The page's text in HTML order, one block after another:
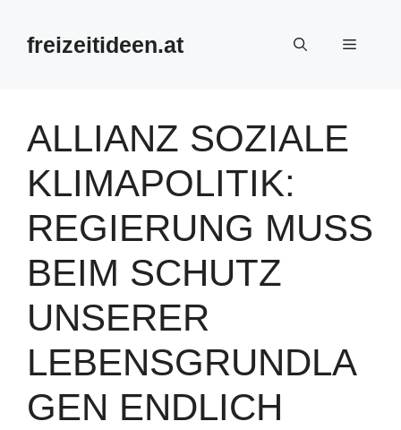
Inhalt
springenfreizeitideen.at Menü
ALLIANZ SOZIALE
KLIMAPOLITIK:
REGIERUNG MUSS
BEIM SCHUTZ
UNSERER
LEBENSGRUNDLA
GEN ENDLICH